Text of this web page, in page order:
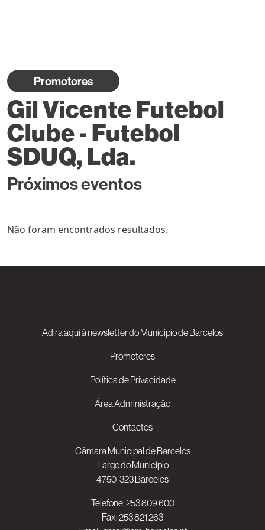
Promotores
Gil Vicente Futebol
Clube - Futebol
SDUQ, Lda.
Próximos eventos
Não foram encontrados resultados.
Adira aqui à newsletter do Município de Barcelos
Promotores
Política de Privacidade
Área Administração
Contactos
Câmara Municipal de Barcelos
Largo do Município
4750-323 Barcelos
Telefone:253 809 600
Fax: 253 821 263